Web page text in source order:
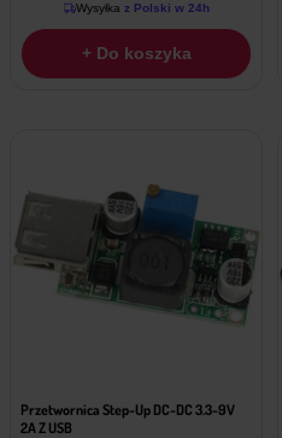
Wysyłka z Polski w 24h
+ Do koszyka
Przetwornica Step-Up DC-DC 3.3-9V
2A Z USB